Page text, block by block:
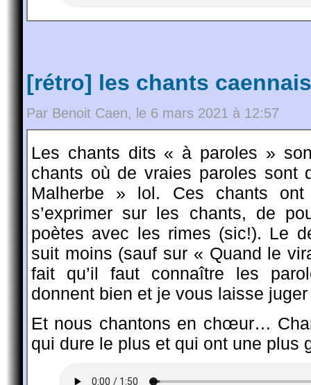
[rétro] les chants
Par Benoit Caen, le 6 mars 2021 à 12:57
Les chants dits « à paroles »
chants où de vraies paroles sont
Malherbe » lol. Ces chants ont
s’exprimer sur les chants, de
poètes avec les rimes (sic!). Le
suit moins (sauf sur « Quand le
fait qu’il faut connaître les
donnent bien et je vous laisse
Et nous chantons en chœur…
qui dure le plus et qui ont une plus